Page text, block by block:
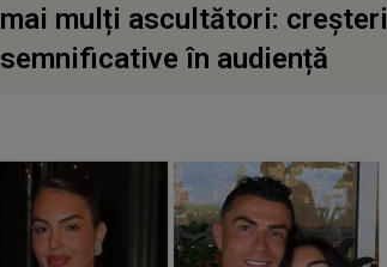
mai mulți ascultători: creșteri
semnificative în audiență